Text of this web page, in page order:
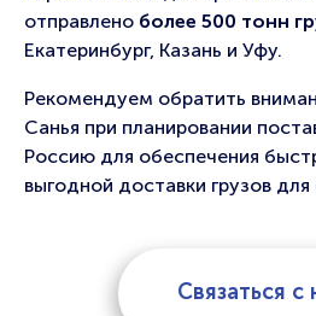
отправлено более 500 тонн
Екатеринбург, Казань и Уфу.
Рекомендуем обратить
Санья при планировании
Россию для обеспечения
выгодной доставки грузов для
Связаться с